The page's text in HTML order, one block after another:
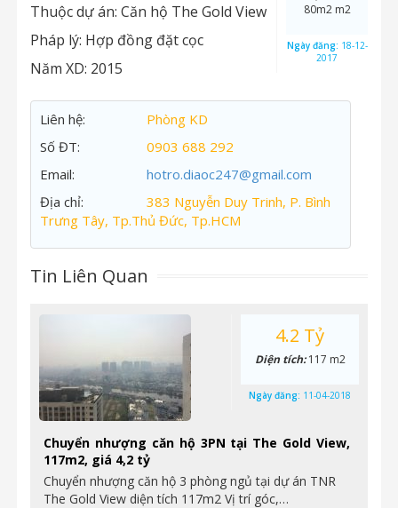
Thuộc dự án: Căn hộ The Gold View
Pháp lý: Hợp đồng đặt cọc
Năm XD: 2015
80m2 m2
Ngày đăng: 18-12-
2017
Liên hệ:
Phòng KD
Số ĐT:
0903 688 292
Email:
hotro.diaoc247@gmail.com
Địa chỉ:
383 Nguyễn Duy Trinh, P. Bình
Trưng Tây, Tp.Thủ Đức, Tp.HCM
Tin Liên Quan
Chuyển nhượng căn hộ 3PN tại The Gold View,
117m2, giá 4,2 tỷ
Chuyển nhượng căn hộ 3 phòng ngủ tại dự án TNR
The Gold View diện tích 117m2 Vị trí góc,…
4.2 Tỷ
Diện tích:117 m2
Ngày đăng: 11-04-2018